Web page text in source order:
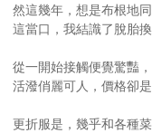
然這幾年，想是布根地
這當口，我結識了脫胎換
從一開始接觸便覺驚豔
活潑俏麗可人，價格卻
更折服是，幾乎和各種